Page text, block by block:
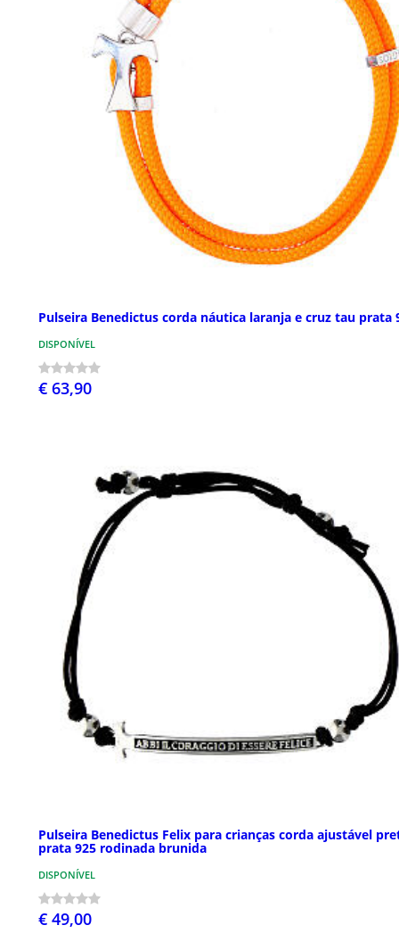
Pulseira Benedictus corda náutica laranja e cruz tau prata
DISPONÍVEL
€ 63,90
Pulseira Benedictus Felix para crianças corda ajustável
prata 925 rodinada brunida
DISPONÍVEL
€ 49,00